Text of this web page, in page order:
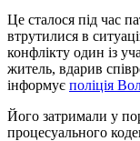
Це сталося під час
втрутилися в
конфлікту один із
житель, вдарив
інформує поліція
Його затримали у
процесуального